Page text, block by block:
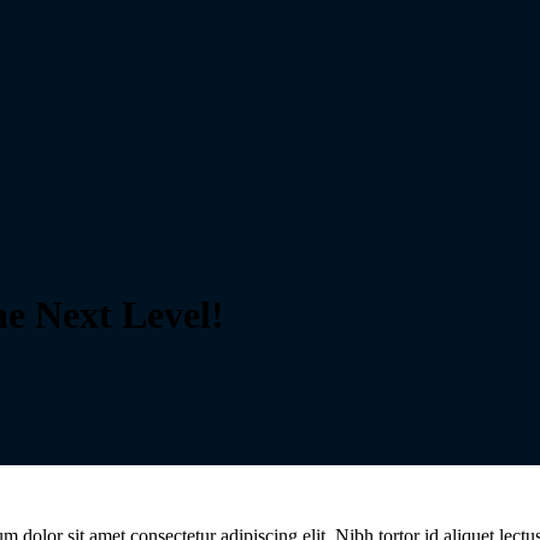
Next Level!
dolor sit amet consectetur adipiscing elit. Nibh tortor id aliquet